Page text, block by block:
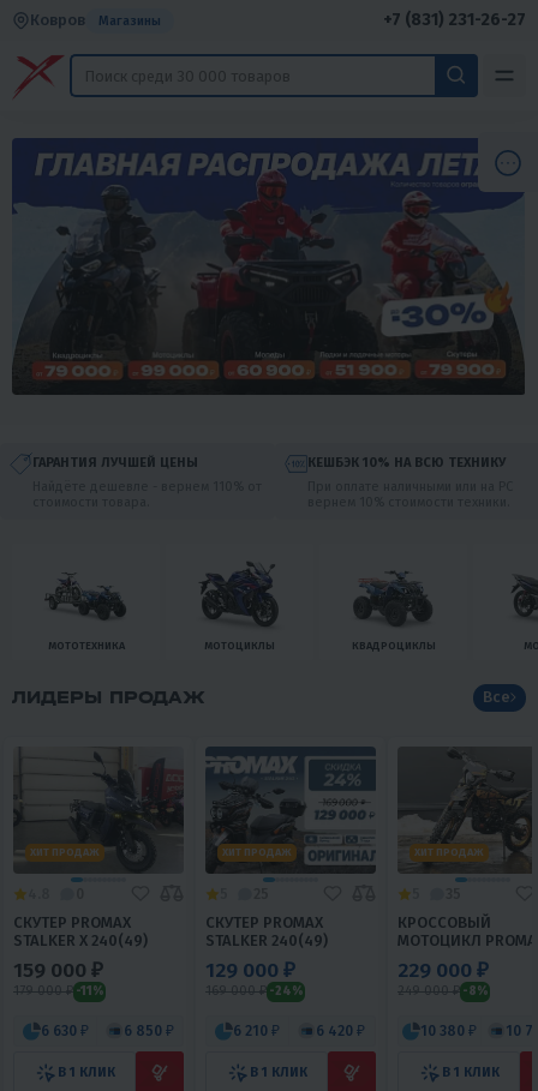
Ковров Магазины +7 (831) 231-26-27
ГАРАНТИЯ ЛУЧШЕЙ ЦЕНЫ
КЕШБЭК 10% НА ВСЮ ТЕХНИКУ
МОТОТЕХНИКА МОТОЦИКЛЫ КВАДРОЦИКЛЫ
ЛИДЕРЫ ПРОДАЖ Все
ХИТ ПРОДАЖ
СКУТЕР PROMAX
STALKER X 240(49)
159 000 ₽
179 000 ₽ -11%
6 630 ₽ 6 850 ₽
В 1 КЛИК
ХИТ ПРОДАЖ
СКУТЕР PROMAX
STALKER 240(49)
129 000 ₽
169 000 ₽ -24%
6 210 ₽ 6 420 ₽
В 1 КЛИК
ХИТ ПРОДАЖ
КРОССОВЫЙ
МОТОЦИКЛ
BLACKOUT NB300
229 000 ₽
249 000 ₽ -8%
10 380 ₽ 10
В 1 КЛИК